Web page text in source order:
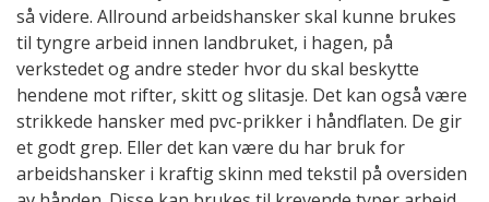
så videre. Allround arbeidshansker skal kunne brukes
til tyngre arbeid innen landbruket, i hagen, på
verkstedet og andre steder hvor du skal beskytte
hendene mot rifter, skitt og slitasje. Det kan også være
strikkede hansker med pvc-prikker i håndflaten. De gir
et godt grep. Eller det kan være du har bruk for
arbeidshansker i kraftig skinn med tekstil på oversiden